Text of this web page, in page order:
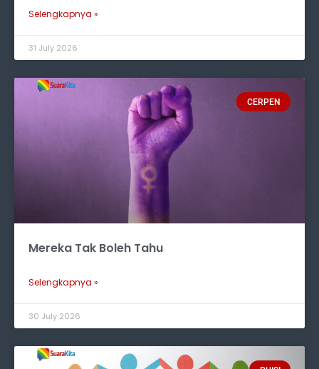
Selengkapnya »
31 July 2026
CERPEN
Mereka Tak Boleh Tahu
Selengkapnya »
30 July 2026